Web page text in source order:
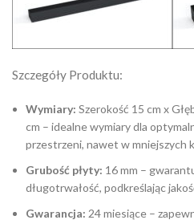
Szczegóły Produktu:
Wymiary: Szerokość 15 cm x
cm – idealne wymiary dla
przestrzeni, nawet w mniejszych
Grubość płyty: 16 mm –
długotrwałość, podkreślając
Gwarancja: 24 miesiące –